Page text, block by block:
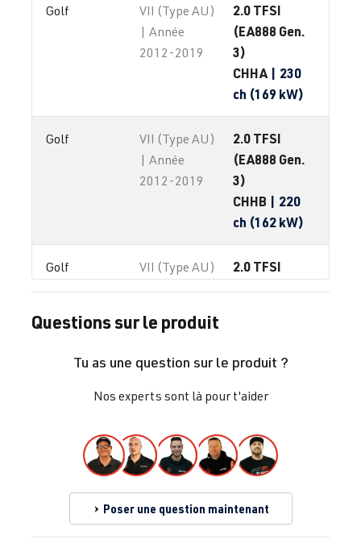
Golf
VII (Type AU)
| Année
2012-2019
2.0 TFSI
(EA888 Gen.
3)
CHHA | 230
ch (169 kW)
Golf
VII (Type AU)
| Année
2012-2019
2.0 TFSI
(EA888 Gen.
3)
CHHB | 220
ch (162 kW)
Golf
VII (Type AU)
2.0 TFSI
VII (Type AU)
2012-2019
2.0 TFSI
3)
CJXC| 300 ch
(220 kW)
VII (Type AU)
2.0 TFSI
(EA888 Gen.
Questions sur le produit
Tu as une question sur le produit ?
Nos experts sont là pour t'aider
Poser une question maintenant